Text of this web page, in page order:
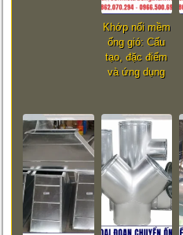
Khớp nối mềm
ống gió: Cấu
tạo, đặc điểm
và ứng dụng